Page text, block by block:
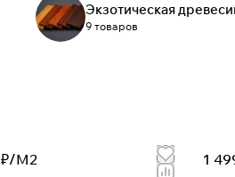
Экзотическая
9 товаров
М2 1